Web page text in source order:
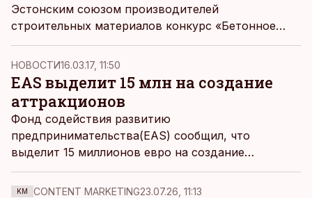
Эстонским союзом производителей
строительных материалов конкурс «Бетонное
сооружение 2020 года» на этот раз представлено
29 сооружений.
НОВОСТИ16.03.17, 11:50
EAS выделит 15 млн на создание
аттракционов
Фонд содействия развитию
предпринимательства(EAS) сообщил, что
выделит 15 миллионов евро на создание
семейных аттракционов, вызывающих
международный интерес.
KM CONTENT MARKETING23.07.26, 11:13